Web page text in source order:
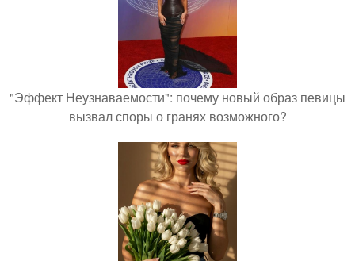
"Эффект Неузнаваемости": почему новый образ певицы
вызвал споры о гранях возможного?